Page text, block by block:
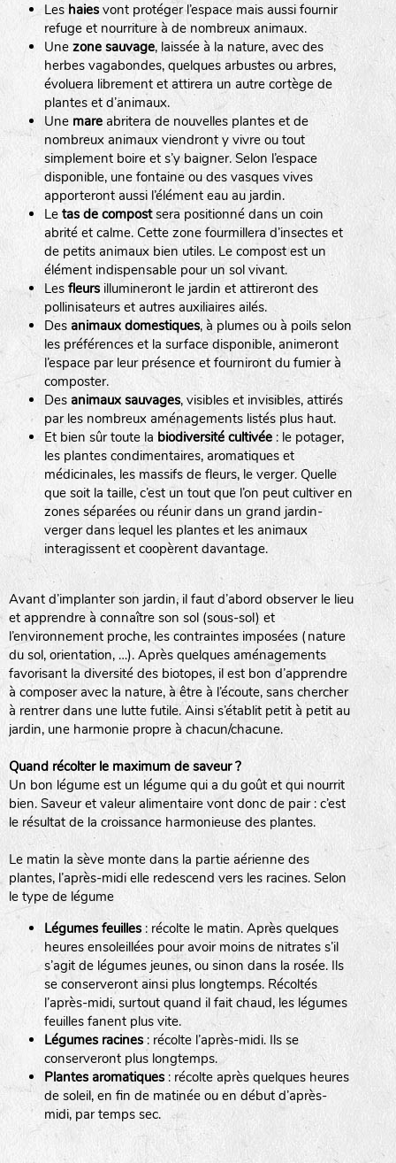
BINGENHEIMER SAATGUT (BGH)
www.bingenheimersaatgut.de
DE BOLSTER (DBO)
www.bolster.nl
GRAINE DEL PAÏS (GDP)
www.grainesdelpais.com
JARDIN EN’VIE (JEV)
LA BOITE A GRAINES (LBAG)
LA RÉFÉRENCE :F BEL20BPA1A (en haut à gauche)
F : Fleurs.
Les autres catégories étant :
E: Engrais vert
L: Légumes
A: Aromatiques
BEL : Code de la variété(Ici Belle de nuit)
(ici 2020)
BPA : Initiales du producteur ou du fournisseur de la
semence.
1 : Numéro d’ordre du lot
A : Sans calibre.
: Gros
M: Moyen calibre
P: Petit calibre
Les haiesvont protéger l’espace mais aussi fournir
refuge et nourriture à de nombreux animaux.
Une zone sauvage, laissée à la nature, avec des
herbes vagabondes, quelques arbustes ou arbres,
évoluera librement et attirera un autre cortège de
plantes et d’animaux.
Une mareabritera de nouvelles plantes et de
nombreux animaux viendront y vivre ou tout
simplement boire et s’y baigner. Selon l’espace
disponible, une fontaine ou des vasques vives
apporteront aussi l’élément eau au jardin.
Le tas de compostsera positionné dans un coin
abrité et calme. Cette zone fourmillera d’insectes et
de petits animaux bien utiles. Le compost est un
élément indispensable pour un sol vivant.
Les fleursillumineront le jardin et attireront des
pollinisateurs et autres auxiliaires ailés.
Des animaux domestiques, à plumes ou à poils selon
les préférences et la surface disponible, animeront
l’espace par leur présence et fourniront du fumier à
composter.
Des animaux sauvages, visibles et invisibles, attirés
par les nombreux aménagements listés plus haut.
Et bien sûr toute la biodiversité cultivée: le potager,
les plantes condimentaires, aromatiques et
médicinales, les massifs de fleurs, le verger. Quelle
que soit la taille, c’est un tout que l’on peut cultiver en
zones séparées ou réunir dans un grand jardin-
verger dans lequel les plantes et les animaux
interagissent et coopèrent davantage.
Avant d’implanter son jardin, il faut d’abord observer le lieu
et apprendre à connaître son sol (sous-sol) et
l’environnement proche, les contraintes imposées (nature
du sol, orientation, …). Après quelques aménagements
favorisant la diversité des biotopes, il est bon d’apprendre
à composer avec la nature, à être à l’écoute, sans chercher
à rentrer dans une lutte futile. Ainsi s’établit petit à petit au
jardin, une harmonie propre à chacun/chacune.
Quand récolter le maximum de saveur ?
Un bon légume est un légume qui a du goût et qui nourrit
bien. Saveur et valeur alimentaire vont donc de pair : c’est
le résultat de la croissance harmonieuse des plantes.
Le matin la sève monte dans la partie aérienne des
plantes, l’après-midi elle redescend vers les racines. Selon
le type de légume
Légumes feuilles: récolte le matin. Après quelques
heures ensoleillées pour avoir moins de nitrates s’il
s’agit de légumes jeunes, ou sinon dans la rosée. Ils
se conserveront ainsi plus longtemps. Récoltés
l’après-midi, surtout quand il fait chaud, les légumes
feuilles fanent plus vite.
Légumes racines: récolte l’après-midi. Ils se
conserveront plus longtemps.
Plantes aromatiques : récolte après quelques heures
de soleil, en fin de matinée ou en début d’après-
midi, par temps sec.